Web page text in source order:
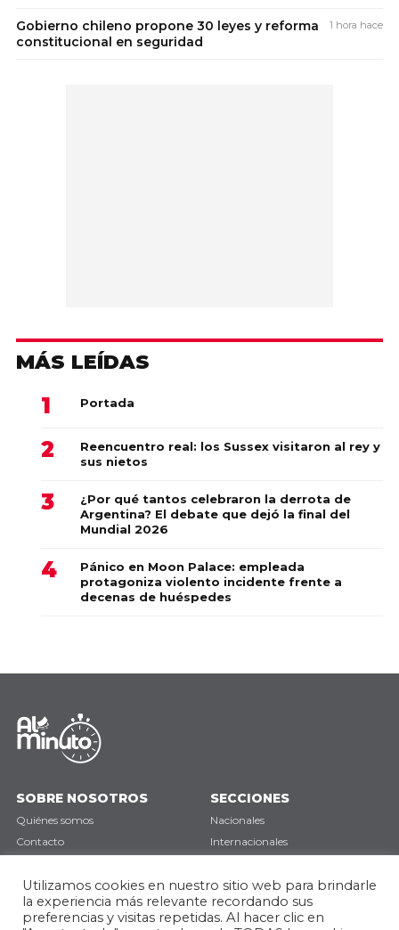
Gobierno chileno propone 30 leyes y reforma
constitucional en seguridad
1 hora hace
MÁS LEÍDAS
Portada
Reencuentro real: los Sussex visitaron al rey y
sus nietos
¿Por qué tantos celebraron la derrota de
Argentina? El debate que dejó la final del
Mundial 2026
Pánico en Moon Palace: empleada
protagoniza violento incidente frente a
decenas de huéspedes
SOBRE NOSOTROS
Quiénes somos
Contacto
SECCIONES
Nacionales
Internacionales
Opinión
SÍGUENOS
Utilizamos cookies en nuestro sitio web para brindarle
la experiencia más relevante recordando sus
preferencias y visitas repetidas. Al hacer clic en